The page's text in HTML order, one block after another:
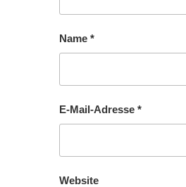
Name *
E-Mail-Adresse *
Website